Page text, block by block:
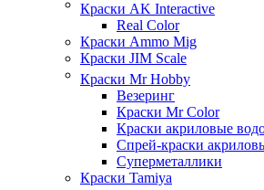
Краски AK Interactive
Real Color
Краски Ammo Mig
Краски JIM Scale
Краски Mr Hobby
Везеринг
Краски Mr Color
Краски акриловые
Спрей-краски
Суперметаллики
Краски Tamiya